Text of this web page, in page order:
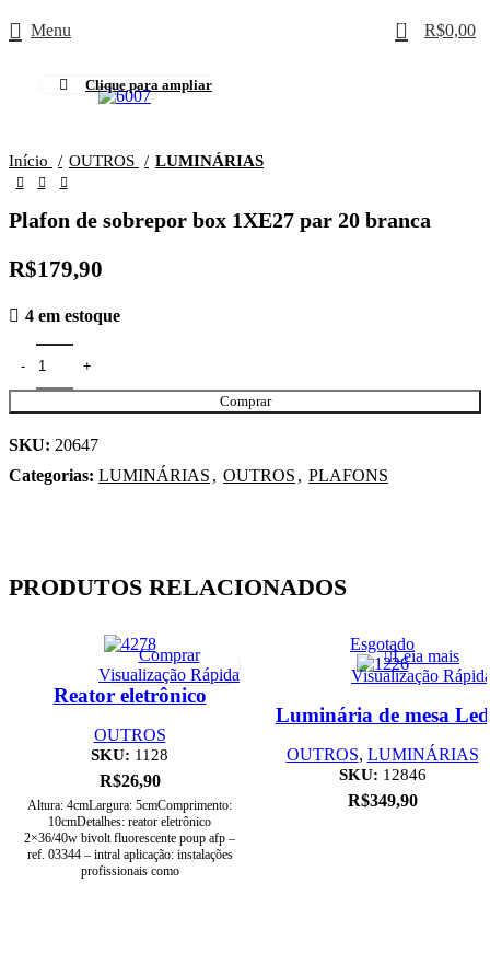
Menu 0 R$0,00
Clique para ampliar
Início OUTROS LUMINÁRIAS
Plafon de sobrepor box 1XE27 par 20 branca
R$179,90
4 em estoque
Comprar
SKU: 20647
Categorias: LUMINÁRIAS , OUTROS , PLAFONS
PRODUTOS RELACIONADOS
Reator eletrônico
OUTROS
SKU: 1128
R$26,90
Altura: 4cmLargura: 5cmComprimento:
10cmDetalhes: reator eletrônico
2×36/40w bivolt fluorescente poup afp –
ref. 03344 – intral aplicação: instalações
profissionais como
Comprar
Visualização Rápida
Esgotado
Luminária de mesa Led
preta
OUTROS, LUMINÁRIAS
SKU: 12846
R$349,90
Leia mais
Visualização